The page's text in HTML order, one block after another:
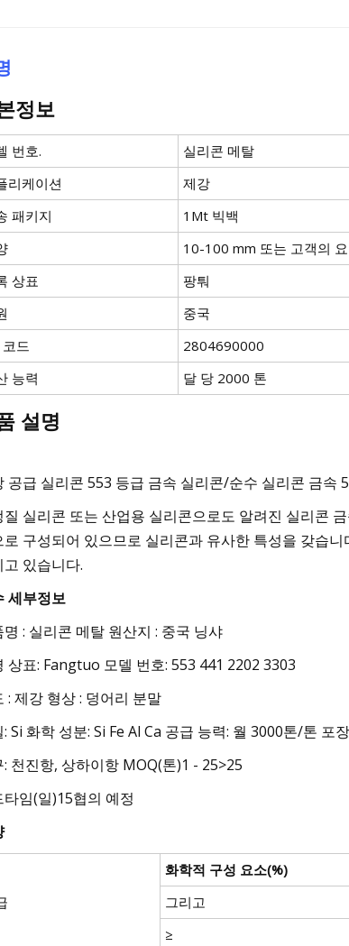
정보
번호.
실리콘 메탈
리케이션
제강
패키지
1Mt 빅백
10-100 mm 또는 고객의
상표
팡퉈
중국
드
2804690000
능력
달 당 2000 톤
설명
공급 실리콘 553 등급 금속 실리콘/순수 실리콘 금속
질 실리콘 또는 산업용 실리콘으로도 알려진 실리콘
로 구성되어 있으므로 실리콘과 유사한 특성을 갖습
고 있습니다.
세부정보
명 : 실리콘 메탈 원산지 : 중국 닝샤
상표: Fangtuo 모델 번호: 553 441 2202 3303
: 제강 형상 : 덩어리 분말
: Si 화학 성분: Si Fe Al Ca 공급 능력: 월 3000톤/톤
: 천진항, 상하이항 MOQ(톤)1 - 25>25
타임(일)15협의 예정
화학적 구성 요소(%)
그리고
≥